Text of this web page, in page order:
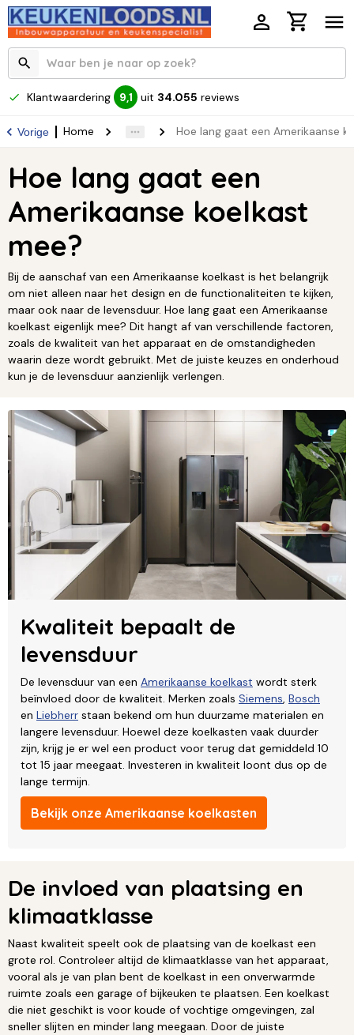
Klantwaardering 9,1 uit 34.055 reviews
Vorige Home Hoe lang gaat een Amerikaanse
Hoe lang gaat een
Amerikaanse koelkast
mee?
Bij de aanschaf van een Amerikaanse koelkast is het belangrijk
om niet alleen naar het design en de functionaliteiten te kijken,
maar ook naar de levensduur. Hoe lang gaat een Amerikaanse
koelkast eigenlijk mee? Dit hangt af van verschillende factoren,
zoals de kwaliteit van het apparaat en de omstandigheden
waarin deze wordt gebruikt. Met de juiste keuzes en onderhoud
kun je de levensduur aanzienlijk verlengen.
Kwaliteit bepaalt de
levensduur
De levensduur van een Amerikaanse koelkast wordt sterk
beïnvloed door de kwaliteit. Merken zoals Siemens, Bosch
en Liebherr staan bekend om hun duurzame materialen en
langere levensduur. Hoewel deze koelkasten vaak duurder
zijn, krijg je er wel een product voor terug dat gemiddeld 10
tot 15 jaar meegaat. Investeren in kwaliteit loont dus op de
lange termijn.
Bekijk onze Amerikaanse koelkasten
De invloed van plaatsing en
klimaatklasse
Naast kwaliteit speelt ook de plaatsing van de koelkast een
grote rol. Controleer altijd de klimaatklasse van het apparaat,
vooral als je van plan bent de koelkast in een onverwarmde
ruimte zoals een garage of bijkeuken te plaatsen. Een koelkast
die niet geschikt is voor koude of vochtige omgevingen, zal
sneller slijten en minder lang meegaan. Door de juiste